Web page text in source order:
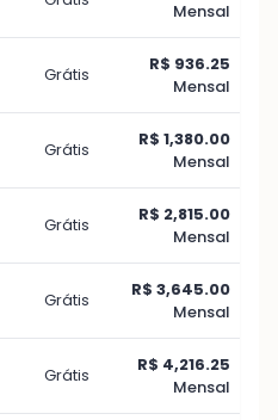
Mensal
Grátis
R$ 936.25
Mensal
Grátis
R$ 1,380.00
Mensal
Grátis
R$ 2,815.00
Mensal
Grátis
R$ 3,645.00
Mensal
Grátis
R$ 4,216.25
Mensal